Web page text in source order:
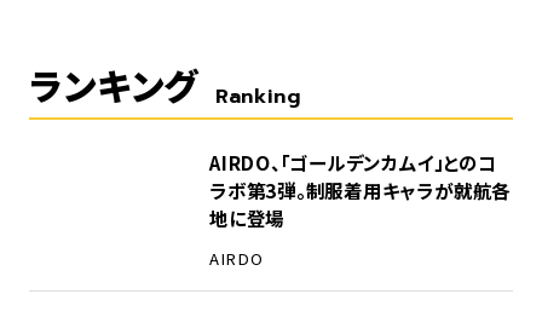
ランキング Ranking
AIRDO、「ゴールデンカムイ」とのコ
ラボ第3弾。制服着用キャラが就航各
地に登場
AIRDO